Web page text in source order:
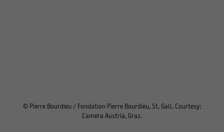
© Pierre Bourdieu / Fondation Pierre Bourdieu, St. Gall. Courtesy:
Camera Austria, Graz.